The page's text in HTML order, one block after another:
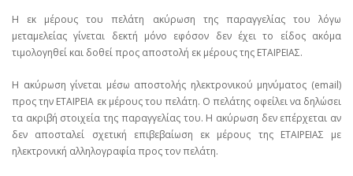
Η εκ μέρους του πελάτη ακύρωση της παραγγελίας του λόγω
μεταμελείας γίνεται δεκτή μόνο εφόσον δεν έχει το είδος ακόμα
τιμολογηθεί και δοθεί προς αποστολή εκ μέρους της ΕΤΑΙΡΕΙΑΣ.
Η ακύρωση γίνεται μέσω αποστολής ηλεκτρονικού μηνύματος (email)
προς την ΕΤΑΙΡΕΙΑ εκ μέρους του πελάτη. Ο πελάτης οφείλει να δηλώσει
τα ακριβή στοιχεία της παραγγελίας του. Η ακύρωση δεν επέρχεται αν
δεν αποσταλεί σχετική επιβεβαίωση εκ μέρους της ΕΤΑΙΡΕΙΑΣ με
ηλεκτρονική αλληλογραφία προς τον πελάτη.